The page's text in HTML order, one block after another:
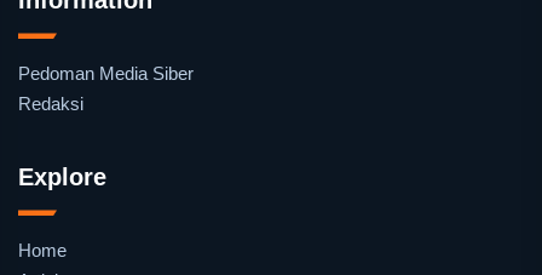
Pedoman Media Siber
Redaksi
Explore
Home